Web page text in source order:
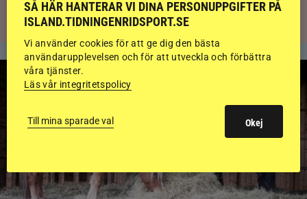
SÅ HÄR HANTERAR VI DINA PERSONUPPGIFTER PÅ
ISLAND.TIDNINGENRIDSPORT.SE
Vi använder cookies för att ge dig den bästa
användarupplevelsen och för att utveckla och förbättra
våra tjänster.
Läs vår integritetspolicy
Till mina sparade val Okej